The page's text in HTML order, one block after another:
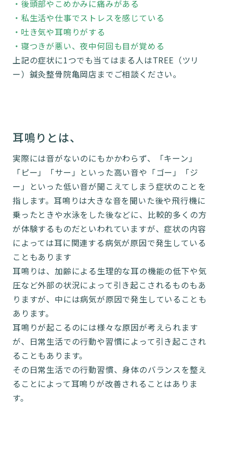
・後頭部やこめかみに痛みがある
・私生活や仕事でストレスを感じている
・吐き気や耳鳴りがする
・寝つきが悪い、夜中何回も目が覚める
上記の症状に1つでも当てはまる人はTREE（ツリ
ー）鍼灸整骨院亀岡店までご相談ください。
耳鳴りとは、
実際には音がないのにもかかわらず、「キーン」
「ピー」「サー」といった高い音や「ゴー」「ジ
ー」といった低い音が聞こえてしまう症状のことを
指します。耳鳴りは大きな音を聞いた後や飛行機に
乗ったときや水泳をした後などに、比較的多くの方
が体験するものだといわれていますが、症状の内容
によっては耳に関連する病気が原因で発生している
こともあります
耳鳴りは、加齢による生理的な耳の機能の低下や気
圧など外部の状況によって引き起こされるものもあ
りますが、中には病気が原因で発生していることも
あります。
耳鳴りが起こるのには様々な原因が考えられます
が、日常生活での行動や習慣によって引き起こされ
ることもあります。
その日常生活での行動習慣、身体のバランスを整え
ることによって耳鳴りが改善されることはありま
す。